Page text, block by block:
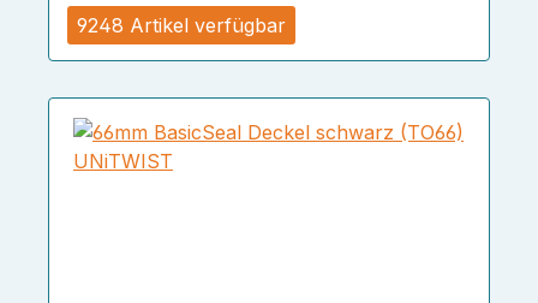
9248 Artikel verfügbar